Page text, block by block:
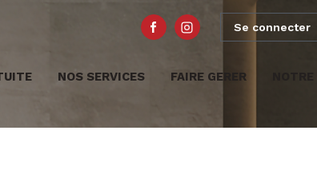
Se connecter
NOS SERVICES FAIRE GERER